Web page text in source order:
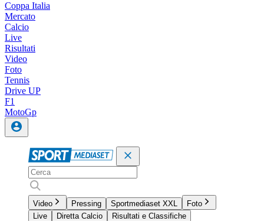
Coppa Italia
Mercato
Calcio
Live
Risultati
Video
Foto
Tennis
Drive UP
F1
MotoGp
Video Pressing Sportmediaset XXL
Foto
Live
Diretta Calcio
Risultati e Classifiche